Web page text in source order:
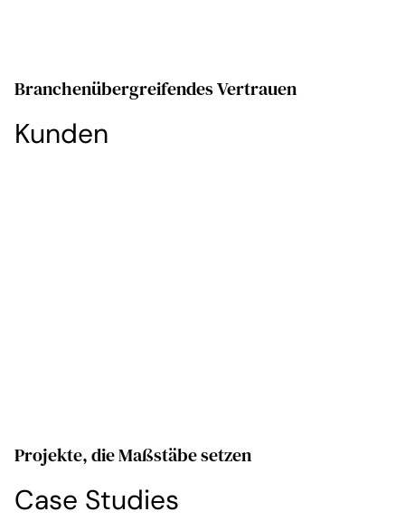
Branchenübergreifendes Vertrauen
Kunden
Projekte, die Maßstäbe setzen
Case Studies